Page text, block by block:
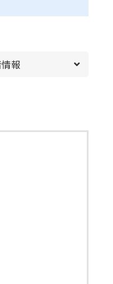
報